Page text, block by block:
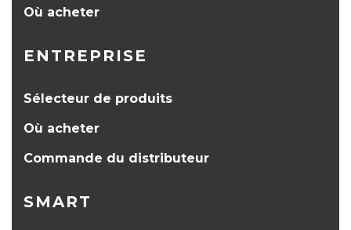
Où acheter
ENTREPRISE
Sélecteur de produits
Où acheter
Commande du distributeur
SMART